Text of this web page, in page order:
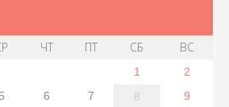
ЧТ ПТ СБ ВС
1
2
5 6 7 8 9